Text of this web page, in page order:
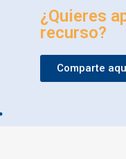
¿Quieres
recurso?
Comparte